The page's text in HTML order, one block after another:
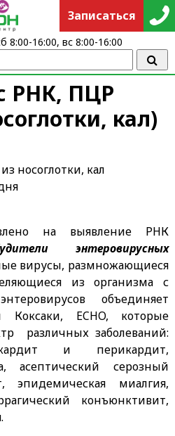
РНК, ПЦР
кал)
носоглотки, кал
на выявление РНК
энтеровирусных
вирусы, размножающиеся
из организма с
объединяет
Коксаки, ECHO, которые
различных заболеваний:
и перикардит,
асептический серозный
эпидемическая миалгия,
конъюнктивит,
Записаться
8:00-16:00, вс 8:00-16:00